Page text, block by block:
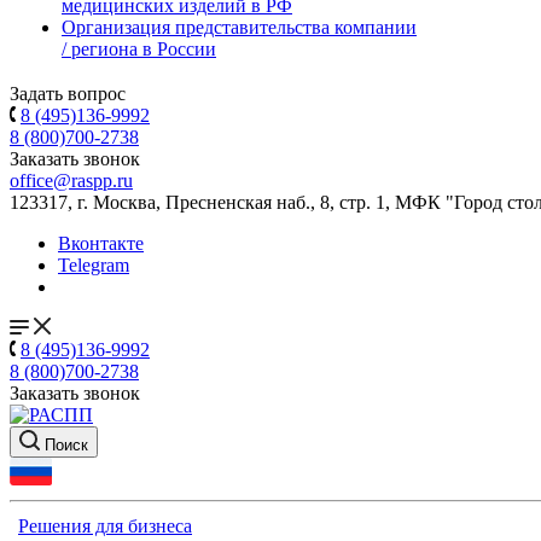
медицинских изделий в РФ
Организация представительства компании
/ региона в России
Задать вопрос
8 (495)136-9992
8 (800)700-2738
Заказать звонок
office@raspp.ru
123317, г. Москва, Пресненская наб., 8, стр. 1, МФК "Город
Вконтакте
Telegram
8 (495)136-9992
8 (800)700-2738
Заказать звонок
Поиск
Решения для бизнеса